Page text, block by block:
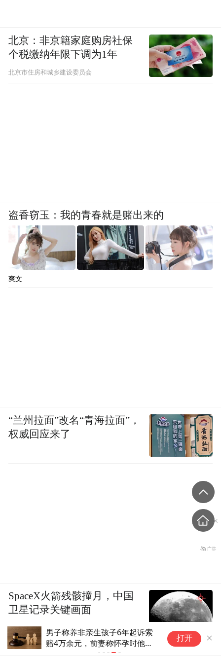
男子称养非亲生孩子6年起诉索
赔4万余元，前妻称怀孕时他已
知道“孩子不是他的” 法院判了
打开
北京：非京籍家庭购房社保
个税缴纳年限下调为1年
北京市住房和城乡建设委员会
盗香窃玉：我的青春就是赌出来的
爽文
“兰州拉面”改名“青海拉面”，
权威回应来了
SpaceX火箭残骸撞月，中国
卫星记录关键画面